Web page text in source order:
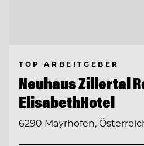
TOP ARBEITGEBER
Neuhaus Zillertal
ElisabethHotel
6290 Mayrhofen,